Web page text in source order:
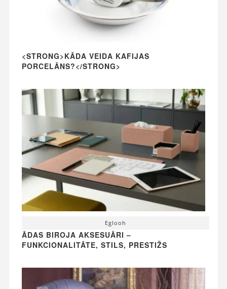
<STRONG>KĀDA VEIDA KAFIJAS
PORCELĀNS?</STRONG>
Eglooh
ĀDAS BIROJA AKSESUĀRI –
FUNKCIONALITĀTE, STILS, PRESTIŽS